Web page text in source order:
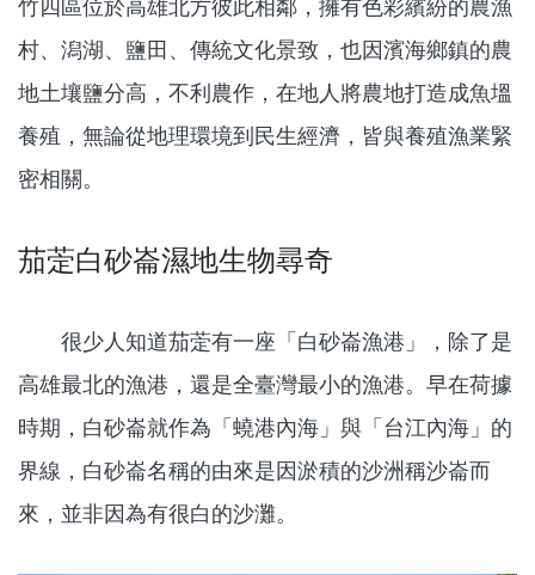
竹四區位於高雄北方彼此相鄰，擁有色彩繽紛的農漁
村、潟湖、鹽田、傳統文化景致，也因濱海鄉鎮的農
地土壤鹽分高，不利農作，在地人將農地打造成魚塭
養殖，無論從地理環境到民生經濟，皆與養殖漁業緊
密相關。
茄萣白砂崙濕地生物尋奇
很少人知道茄萣有一座「白砂崙漁港」，除了是
高雄最北的漁港，還是全臺灣最小的漁港。早在荷據
時期，白砂崙就作為「蟯港內海」與「台江內海」的
界線，白砂崙名稱的由來是因淤積的沙洲稱沙崙而
來，並非因為有很白的沙灘。